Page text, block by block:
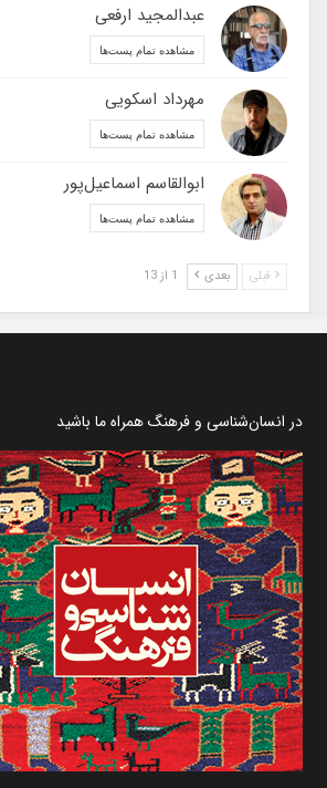
عبدالمجید ارفعی
مشاهده تمام پست‌ها
مهرداد اسکویی
مشاهده تمام پست‌ها
ابوالقاسم اسماعیل‌پور
مشاهده تمام پست‌ها
قبلی بعدی
در انسان‌شناسی و فرهنگ همراه ما باشید